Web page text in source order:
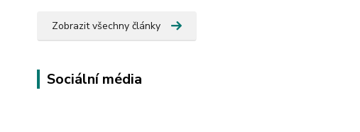
Zobrazit všechny články
Sociální média